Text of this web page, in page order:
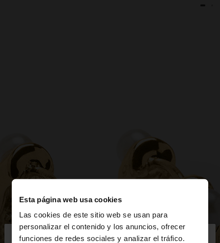
Esta página web usa cookies
Las cookies de este sitio web se usan para
personalizar el contenido y los anuncios, ofrecer
funciones de redes sociales y analizar el tráfico.
hola